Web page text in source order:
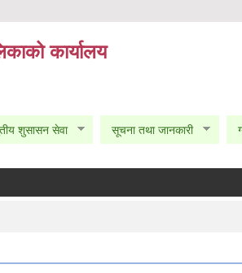
कार्यालय
शुसासन सेवा सूचना तथा जानकारी